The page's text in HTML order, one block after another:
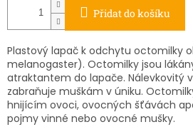
Přidat do košíku
Plastový lapač k odchytu octomilky
melanogaster). Octomilky jsou
atraktantem do lapače. Nálevkovitý
zabraňuje muškám v úniku.
hnijícím ovoci, ovocných šťávách
pojmy vinné nebo ovocné mušky.